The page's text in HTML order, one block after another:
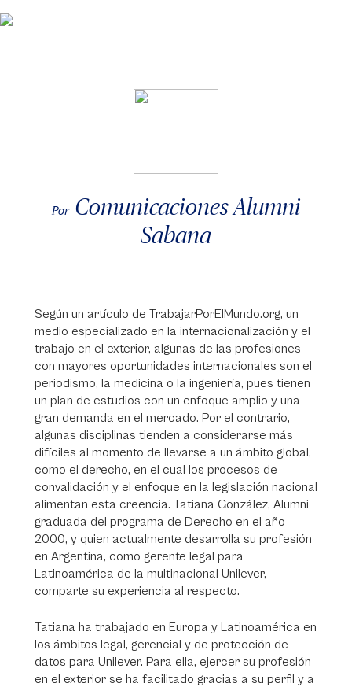
Por Comunicaciones Alumni
Sabana
Según un artículo de TrabajarPorElMundo.org, un
medio especializado en la internacionalización y el
trabajo en el exterior, algunas de las profesiones
con mayores oportunidades internacionales son el
periodismo, la medicina o la ingeniería, pues tienen
un plan de estudios con un enfoque amplio y una
gran demanda en el mercado. Por el contrario,
algunas disciplinas tienden a considerarse más
difíciles al momento de llevarse a un ámbito global,
como el derecho, en el cual los procesos de
convalidación y el enfoque en la legislación nacional
alimentan esta creencia. Tatiana González, Alumni
graduada del programa de Derecho en el año
2000, y quien actualmente desarrolla su profesión
en Argentina, como gerente legal para
Latinoamérica de la multinacional Unilever,
comparte su experiencia al respecto.
Tatiana ha trabajado en Europa y Latinoamérica en
los ámbitos legal, gerencial y de protección de
datos para Unilever. Para ella, ejercer su profesión
en el exterior se ha facilitado gracias a su perfil y a